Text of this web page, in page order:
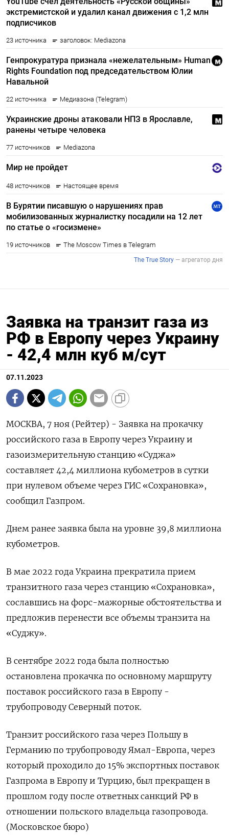
Заявка на транзит газа из
РФ в Европу через Украину
- 42,4 млн куб м/сут
07.11.2023
МОСКВА, 7 ноя (Рейтер) - Заявка на прокачку
российского газа в Европу через Украину и
газоизмерительную станцию «Суджа»
составляет 42,4 миллиона кубометров в сутки
при нулевом объеме через ГИС «Сохрановка»,
сообщил Газпром.
Днем ранее заявка была на уровне 39,8 миллиона
кубометров.
В мае 2022 года Украина прекратила прием
транзитного газа через станцию «Сохрановка»,
сославшись на форс-мажорные обстоятельства и
предложив перенести все объемы транзита на
«Суджу».
В сентябре 2022 года была полностью
остановлена прокачка по основному маршруту
поставок российского газа в Европу -
трубопроводу Северный поток.
Транзит российского газа через Польшу в
Германию по трубопроводу Ямал-Европа, через
который проходило до 15% экспортных поставок
Газпрома в Европу и Турцию, был прекращен в
прошлом году после ответных санкций РФ в
отношении польского владельца газопровода.
(Московское бюро)